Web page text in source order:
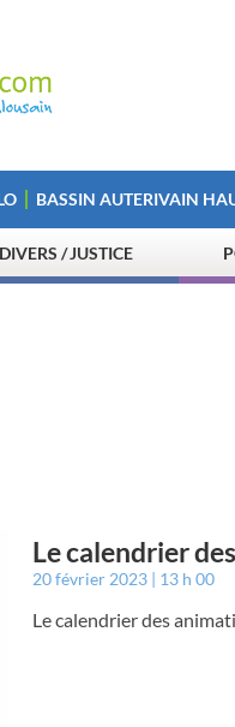
BASSIN AUTERIVAIN
/ JUSTICE
Le calendrier
20 février 2023 13 h 00
Le calendrier des